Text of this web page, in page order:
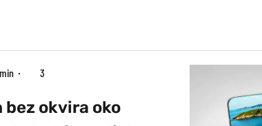
3
okvira oko